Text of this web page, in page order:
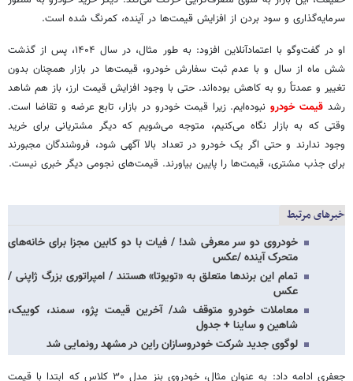
سرمایه‌گذاری و سود بردن از افزایش قیمت‌ها در آینده، کمرنگ شده است.
او در گفت‌وگو با اعتمادآنلاین افزود: به طور مثال، در سال ۱۴۰۴، پس از گذشت
شش ماه از سال و با عدم ثبت سفارش خودرو، قیمت‌ها در بازار همچنان بدون
تغییر و عمدتاً رو به کاهش بوده‌اند. حتی با وجود افزایش قیمت ارز، باز هم شاهد
رشد قیمت خودرو نبوده‌ایم. زیرا قیمت خودرو در بازار، تابع عرضه و تقاضا است.
وقتی که به بازار نگاه می‌کنیم، متوجه می‌شویم که دیگر مشتریانی برای خرید
وجود ندارند و حتی اگر یک خودرو در تعداد بالا آگهی شود، فروشندگان مجبورند
برای جذب مشتری، قیمت‌ها را پایین بیاورند. قیمت‌های نجومی دیگر خبری نیست.
خبرهای مرتبط
خودروی دو سر معرفی شد! / فیات با دو کابین مجزا برای خانه‌های
متحرک آینده /عکس
تمام این برندها متعلق به «تویوتا» هستند / امپراتوری بزرگ ژاپنی /
عکس
معاملات خودرو متوقف شد/ آخرین قیمت پژو، سمند، کوییک،
شاهین و ساینا + جدول
لوگوی جدید شرکت خودروسازان راین در مشهد رونمایی شد
جعفری ادامه داد: به عنوان مثال، خودروی بنز مدل ۳۰ کلاس که ابتدا با قیمت